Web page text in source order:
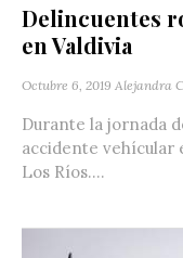
Delincuentes
en Valdivia
Octubre 6, 2019 Alejandra
Durante la jornada
accidente vehícular
Los Ríos....